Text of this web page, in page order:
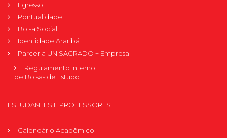
Egresso
Pontualidade
Bolsa Social
Identidade Araribá
Parceria UNISAGRADO + Empresa
Regulamento Interno
de Bolsas de Estudo
ESTUDANTES E PROFESSORES
Calendário Acadêmico